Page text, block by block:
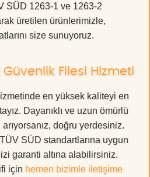
SÜD 1263-1 ve 1263-2
üretilen ürünlerimizle,
size sunuyoruz.
Filesi Hizmeti
en yüksek kaliteyi en
Dayanıklı ve uzun ömürlü
doğru yerdesiniz.
SÜD standartlarına uygun
garanti altına alabilirsiniz.
için hemen bizimle iletişime